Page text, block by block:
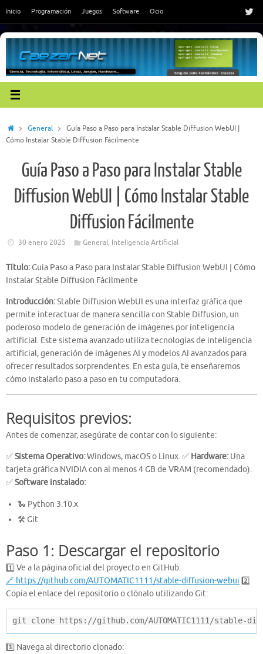
contenido
Inicio Programación Juegos Software Ocio
InicioGeneral
Guía Paso a Paso para Instalar Stable Diffusion WebUI |
Cómo Instalar Stable Diffusion Fácilmente
Guía Paso a Paso para Instalar Stable
Diffusion WebUI | Cómo Instalar Stable
Diffusion Fácilmente
30 enero 2025 General, Inteligencia Artificial
Título:Guía Paso a Paso para Instalar Stable Diffusion WebUI | Cómo
Instalar Stable Diffusion Fácilmente
Introducción:Stable Diffusion WebUI es una interfaz gráfica que
permite interactuar de manera sencilla con Stable Diffusion, un
poderoso modelo de generación de imágenes por inteligencia
artificial. Este sistema avanzado utiliza tecnologías de inteligencia
artificial, generación de imágenes AI y modelos AI avanzados para
ofrecer resultados sorprendentes. En esta guía, te enseñaremos
cómo instalarlo paso a paso en tu computadora.
Requisitos previos:
Antes de comenzar, asegúrate de contar con lo siguiente:
✅Sistema Operativo:Windows, macOS o Linux. ✅ Hardware: Una
tarjeta gráfica NVIDIA con al menos 4 GB de VRAM (recomendado).
✅Software instalado:
🐍 Python 3.10.x
🛠️ Git
Paso 1: Descargar el repositorio
1️⃣ Ve a la página oficial del proyecto en GitHub:
🔗 https://github.com/AUTOMATIC1111/stable-diffusion-webui 2️⃣
Copia el enlace del repositorio o clónalo utilizando Git:
git clone https://github.com/AUTOMATIC1111/stable-
3️⃣ Navega al directorio clonado: